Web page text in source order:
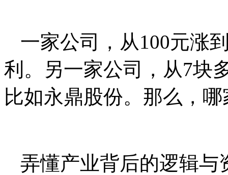
一家公司，从100元涨
利。另一家公司，从7块
比如永鼎股份。那么，
弄懂产业背后的逻辑与